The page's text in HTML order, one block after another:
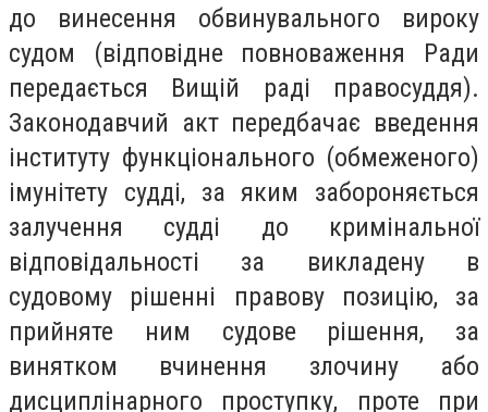
до винесення обвинувального вироку
судом (відповідне повноваження Ради
передається Вищій раді правосуддя).
Законодавчий акт передбачає введення
інституту функціонального (обмеженого)
імунітету судді, за яким забороняється
залучення судді до кримінальної
відповідальності за викладену в
судовому рішенні правову позицію, за
прийняте ним судове рішення, за
винятком вчинення злочину або
дисциплінарного проступку, проте при